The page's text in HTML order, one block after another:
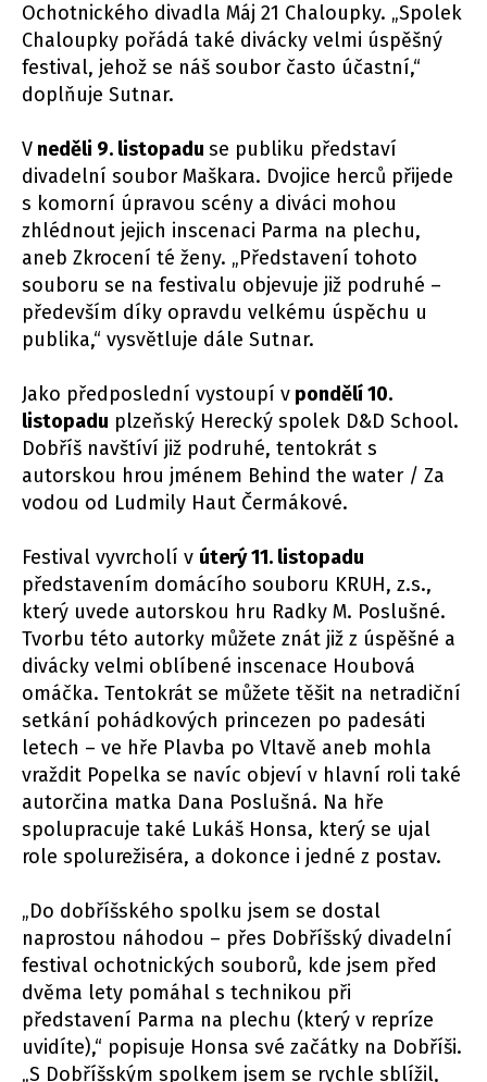
Ochotnického divadla Máj 21 Chaloupky. „Spolek
Chaloupky pořádá také divácky velmi úspěšný
festival, jehož se náš soubor často účastní,“
doplňuje Sutnar.
V neděli 9. listopadu se publiku představí
divadelní soubor Maškara. Dvojice herců přijede
s komorní úpravou scény a diváci mohou
zhlédnout jejich inscenaci Parma na plechu,
aneb Zkrocení té ženy. „Představení tohoto
souboru se na festivalu objevuje již podruhé –
především díky opravdu velkému úspěchu u
publika,“ vysvětluje dále Sutnar.
Jako předposlední vystoupí v pondělí 10.
listopadu plzeňský Herecký spolek D&D School.
Dobříš navštíví již podruhé, tentokrát s
autorskou hrou jménem Behind the water / Za
vodou od Ludmily Haut Čermákové.
Festival vyvrcholí v úterý 11. listopadu
představením domácího souboru KRUH, z.s.,
který uvede autorskou hru Radky M. Poslušné.
Tvorbu této autorky můžete znát již z úspěšné a
divácky velmi oblíbené inscenace Houbová
omáčka. Tentokrát se můžete těšit na netradiční
setkání pohádkových princezen po padesáti
letech – ve hře Plavba po Vltavě aneb mohla
vraždit Popelka se navíc objeví v hlavní roli také
autorčina matka Dana Poslušná. Na hře
spolupracuje také Lukáš Honsa, který se ujal
role spolurežiséra, a dokonce i jedné z postav.
„Do dobříšského spolku jsem se dostal
naprostou náhodou – přes Dobříšský divadelní
festival ochotnických souborů, kde jsem před
dvěma lety pomáhal s technikou při
představení Parma na plechu (který v repríze
uvidíte),“ popisuje Honsa své začátky na Dobříši.
„S Dobříšským spolkem jsem se rychle sblížil,